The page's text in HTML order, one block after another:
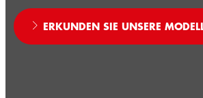
ERKUNDEN SIE UNSERE